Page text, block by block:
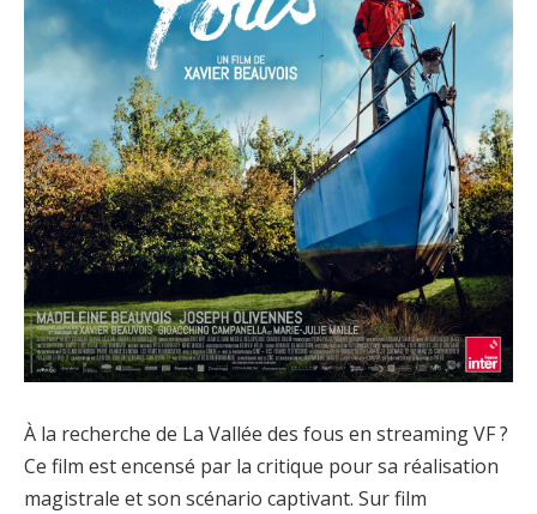
À la recherche de La Vallée des fous en streaming VF ?
Ce film est encensé par la critique pour sa réalisation
magistrale et son scénario captivant. Sur film